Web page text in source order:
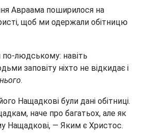
Авраама поширилося на
щоб ми одержали обітницю
людському: навіть
заповіту ніхто не відкидає і
.
Нащадкові були дані обітниці.
наче про багатьох, але як
Нащадкові, — Яким є Христос.